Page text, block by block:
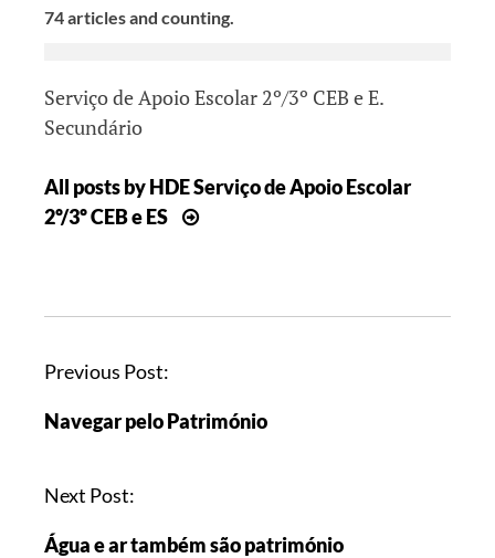
74 articles and counting.
Serviço de Apoio Escolar 2º/3º CEB e E.
Secundário
All posts by HDE Serviço de Apoio Escolar
2º/3º CEB e ES
Previous Post:
Navegar pelo Património
Next Post:
Água e ar também são património